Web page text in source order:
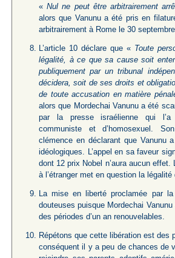
«Nul ne peut être arbitrairement
alors que Vanunu a été pris en
arbitrairement à Rome le 30
L’article 10 déclare que « Toute
légalité, à ce que sa cause soit
publiquement par un tribunal
décidera, soit de ses droits et
de toute accusation en matière
alors que Mordechai Vanunu a été
par la presse israélienne qui l’a
communiste et d’homosexuel.
clémence en déclarant que Vanunu
idéologiques. L’appel en sa faveur
dont 12 prix Nobel n’aura aucun effet.
à l’étranger met en question la légalité
La mise en liberté proclamée par
douteuses puisque Mordechai
des périodes d’un an renouvelables.
Répétons que cette libération est des
conséquent il y a peu de chances de